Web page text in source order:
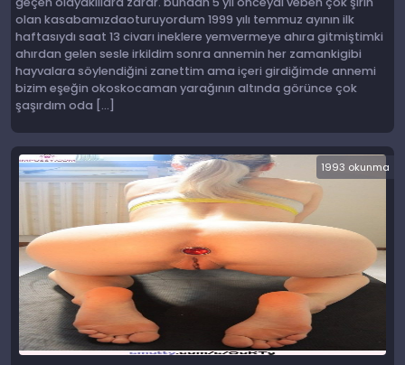
olan kasabamızdaoturuyordum 1999 yılı temmuz ayının ilk
haftasıydı saat 13 civarı ineklere yemvermeye ahıra gitmiştimki
ahırdan gelen sesle irkildim sonra annemin her zamankigibi
hayvalara söylendiğini zanettim ama içeri girdiğimde annemi
bizim eşeğin okoskocaman yarağının altında görünce çok
şaşırdım oda […]
1993 okunma